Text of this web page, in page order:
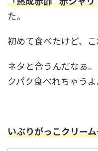
た。
初めて食べたけど、こ
ネタと合うんだなぁ
クパク食べれちゃう
いぶりがっこクリー